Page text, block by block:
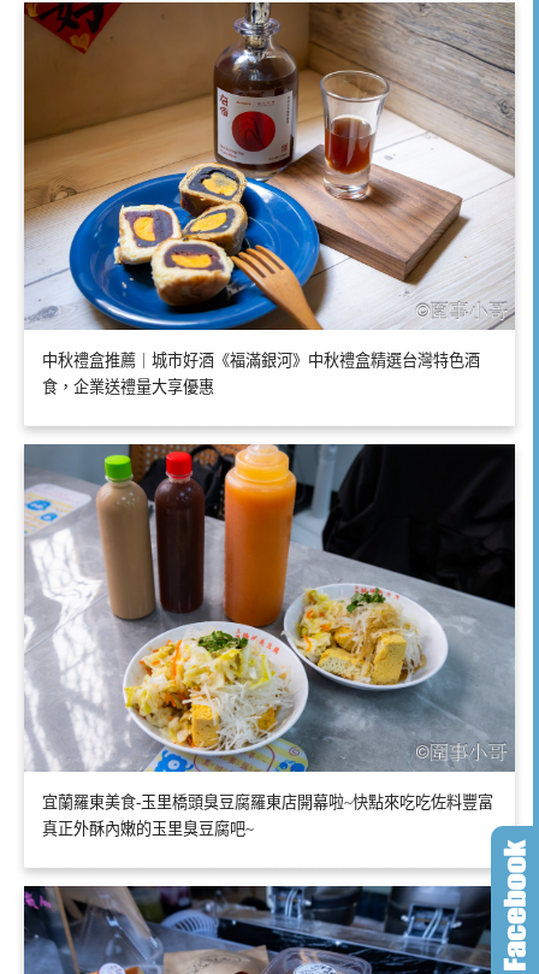
中秋禮盒推薦｜城市好酒《福滿銀河》中秋禮盒精選台灣特色酒
食，企業送禮量大享優惠
宜蘭羅東美食-玉里橋頭臭豆腐羅東店開幕啦~快點來吃吃佐料豐富
真正外酥內嫩的玉里臭豆腐吧~